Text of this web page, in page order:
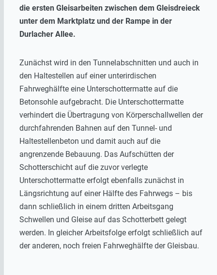
die ersten Gleisarbeiten zwischen dem Gleisdreieck
unter dem Marktplatz und der Rampe in der
Durlacher Allee.
Zunächst wird in den Tunnelabschnitten und auch in
den Haltestellen auf einer unterirdischen
Fahrweghälfte eine Unterschottermatte auf die
Betonsohle aufgebracht. Die Unterschottermatte
verhindert die Übertragung von Körperschallwellen der
durchfahrenden Bahnen auf den Tunnel- und
Haltestellenbeton und damit auch auf die
angrenzende Bebauung. Das Aufschütten der
Schotterschicht auf die zuvor verlegte
Unterschottermatte erfolgt ebenfalls zunächst in
Längsrichtung auf einer Hälfte des Fahrwegs – bis
dann schließlich in einem dritten Arbeitsgang
Schwellen und Gleise auf das Schotterbett gelegt
werden. In gleicher Arbeitsfolge erfolgt schließlich auf
der anderen, noch freien Fahrweghälfte der Gleisbau.